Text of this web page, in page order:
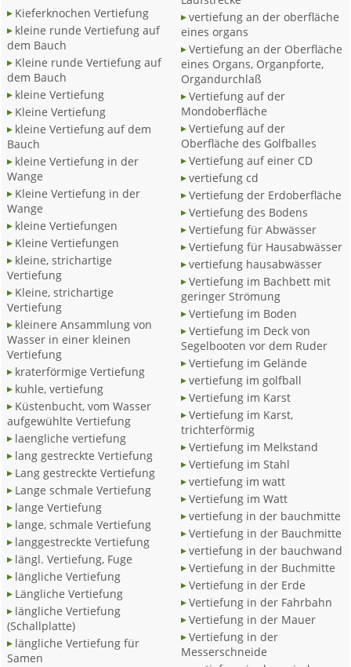
Kieferknochen Vertiefung
kleine runde Vertiefung auf
dem Bauch
Kleine runde Vertiefung auf
dem Bauch
kleine Vertiefung
Kleine Vertiefung
kleine Vertiefung auf dem
Bauch
kleine Vertiefung in der
Wange
Kleine Vertiefung in der
Wange
kleine Vertiefungen
Kleine Vertiefungen
kleine, strichartige
Vertiefung
Kleine, strichartige
Vertiefung
kleinere Ansammlung von
Wasser in einer kleinen
Vertiefung
kraterförmige Vertiefung
kuhle, vertiefung
Küstenbucht, vom Wasser
aufgewühlte Vertiefung
laengliche vertiefung
lang gestreckte Vertiefung
Lang gestreckte Vertiefung
Lange schmale Vertiefung
lange Vertiefung
lange, schmale Vertiefung
langgestreckte Vertiefung
längl. Vertiefung, Fuge
längliche Vertiefung
Längliche Vertiefung
längliche Vertiefung
(Schallplatte)
längliche Vertiefung für
Samen
vertiefung an der oberfläche
eines organs
Vertiefung an der Oberfläche
eines Organs, Organpforte,
Organdurchlaß
Vertiefung auf der
Mondoberfläche
Vertiefung auf der
Oberfläche des Golfballes
Vertiefung auf einer CD
vertiefung cd
Vertiefung der Erdoberfläche
Vertiefung des Bodens
Vertiefung für Abwässer
Vertiefung für Hausabwässer
vertiefung hausabwässer
Vertiefung im Bachbett mit
geringer Strömung
Vertiefung im Boden
Vertiefung im Deck von
Segelbooten vor dem Ruder
Vertiefung im Gelände
vertiefung im golfball
Vertiefung im Karst
Vertiefung im Karst,
trichterförmig
Vertiefung im Melkstand
Vertiefung im Stahl
vertiefung im watt
Vertiefung im Watt
vertiefung in der bauchmitte
Vertiefung in der Bauchmitte
vertiefung in der bauchwand
Vertiefung in der Buchmitte
Vertiefung in der Erde
Vertiefung in der Fahrbahn
Vertiefung in der Mauer
Vertiefung in der
Messerschneide